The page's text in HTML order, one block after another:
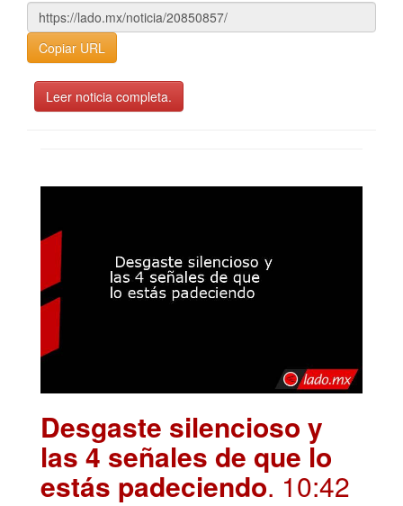
Copiar URL
Leer noticia completa.
Desgaste silencioso y
las 4 señales de que lo
estás padeciendo. 10:42